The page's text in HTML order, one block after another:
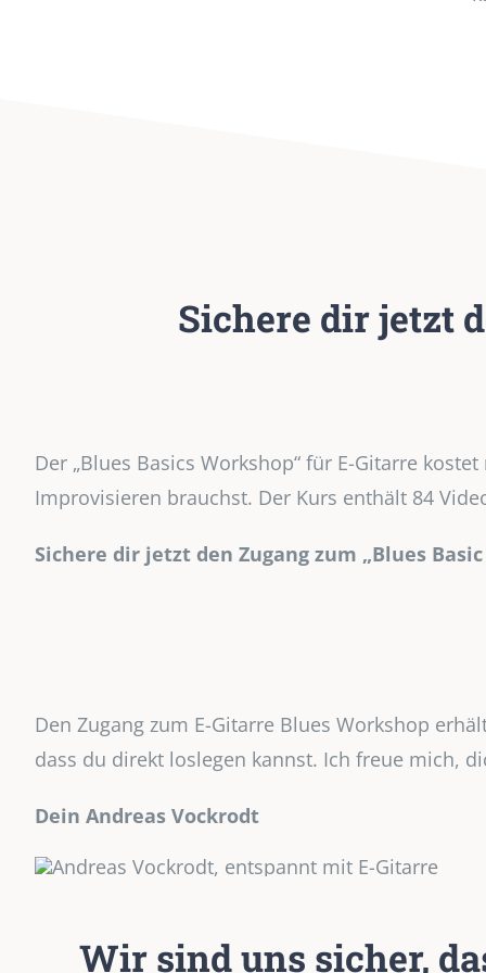
Sichere dir jetzt
Der „Blues Basics Workshop“ für E-Gitarre
Improvisieren brauchst. Der Kurs enthält 84
Sichere dir jetzt den Zugang zum „Blues
Den Zugang zum E-Gitarre Blues Workshop
dass du direkt loslegen kannst. Ich freue mich,
Dein Andreas Vockrodt
Wir sind uns sicher,